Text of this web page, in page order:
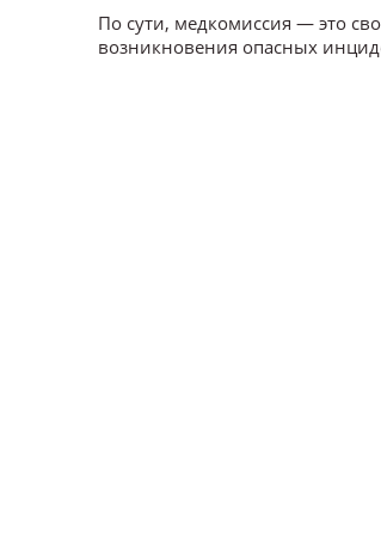
По сути, медкомиссия — это
возникновения опасных